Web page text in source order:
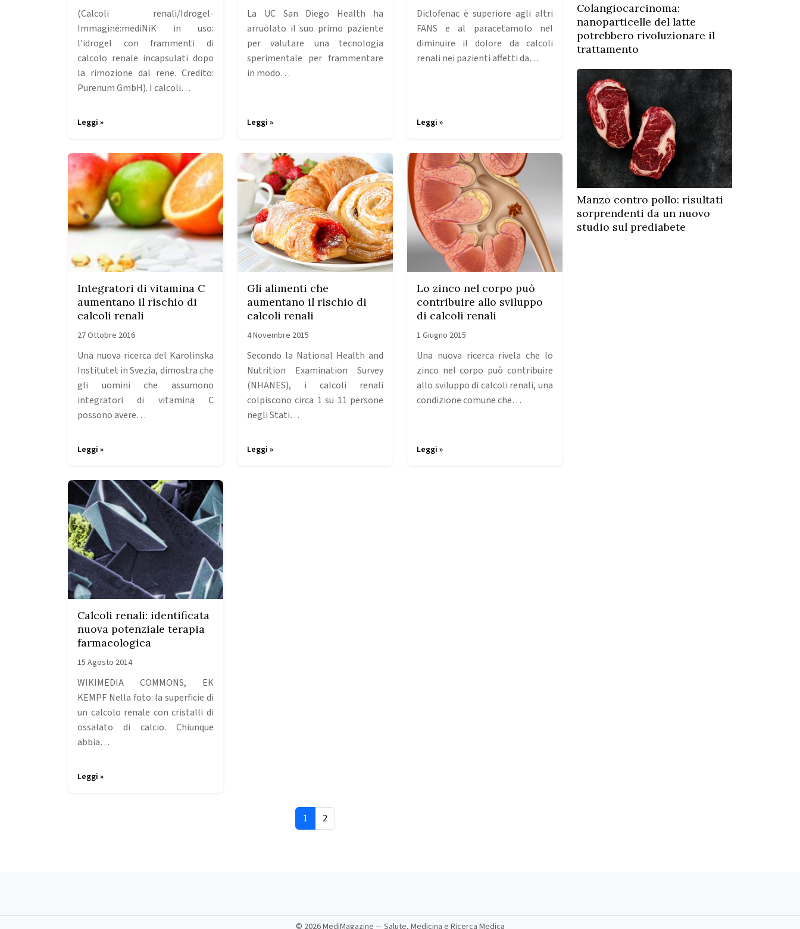
(Calcoli renali/Idrogel-
Immagine:mediNiK in uso:
l’idrogel con frammenti di
calcolo renale incapsulati dopo
la rimozione dal rene. Credito:
Purenum GmbH). I calcoli…
Leggi »
La UC San Diego Health ha
arruolato il suo primo paziente
per valutare una tecnologia
sperimentale per frammentare
in modo…
Leggi »
Diclofenac è superiore agli altri
FANS e al paracetamolo nel
diminuire il dolore da calcoli
renali nei pazienti affetti da…
Leggi »
Integratori di vitamina C
aumentano il rischio di
calcoli renali
27 Ottobre 2016
Una nuova ricerca del Karolinska
Institutet in Svezia, dimostra che
gli uomini che assumono
integratori di vitamina C
possono avere…
Leggi »
Gli alimenti che
aumentano il rischio di
calcoli renali
4 Novembre 2015
Secondo la National Health and
Nutrition Examination Survey
(NHANES), i calcoli renali
colpiscono circa 1 su 11 persone
negli Stati…
Leggi »
Lo zinco nel corpo può
contribuire allo sviluppo
di calcoli renali
1 Giugno 2015
Una nuova ricerca rivela che lo
zinco nel corpo può contribuire
allo sviluppo di calcoli renali, una
condizione comune che…
Leggi »
Calcoli renali: identificata
nuova potenziale terapia
farmacologica
15 Agosto 2014
WIKIMEDIA COMMONS, EK
KEMPF Nella foto: la superficie di
un calcolo renale con cristalli di
ossalato di calcio. Chiunque
abbia…
Leggi »
Current Page
1 Page
2
Colangiocarcinoma:
nanoparticelle del latte
potrebbero rivoluzionare il
trattamento
Manzo contro pollo: risultati
sorprendenti da un nuovo
studio sul prediabete
© 2026 MediMagazine — Salute, Medicina e Ricerca Medica